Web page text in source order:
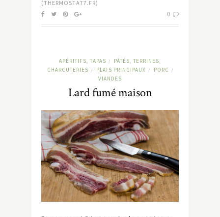
(THERMOSTAT7.FR)
0
APÉRITIFS, TAPAS /
PÂTÉS, TERRINES,
CHARCUTERIES / PLATS PRINCIPAUX / PORC /
VIANDES
Lard fumé maison